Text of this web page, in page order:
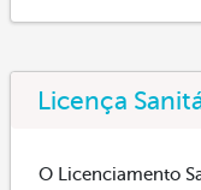
Licença
O Licenciamento